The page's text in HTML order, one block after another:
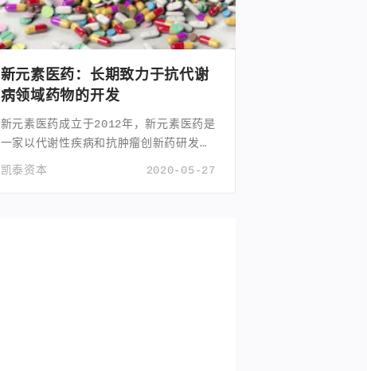
新元素医药：长期致力于抗代谢
病领域药物的开发
新元素医药成立于2012年，新元素医药是
一家以代谢性疾病和抗肿瘤创新药研发为
核心的生物医药公司。
2020-05-27
凯泰资本